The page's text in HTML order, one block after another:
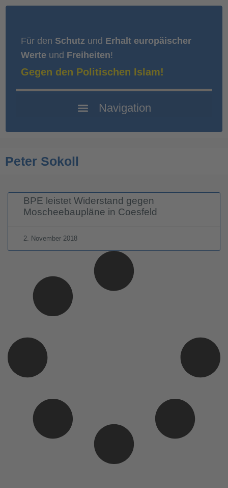
Für den Schutz und Erhalt europäischer
Werte und Freiheiten!
Gegen den Politischen Islam!
Peter Sokoll
BPE leistet Widerstand gegen
Moscheebaupläne in Coesfeld
2. November 2018